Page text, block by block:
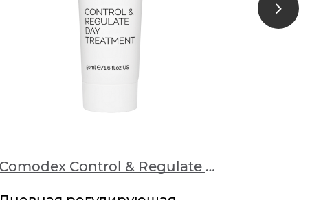
Comodex Control & Regulate Day Treatment